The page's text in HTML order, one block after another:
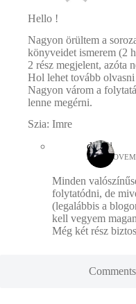
Hello !
Nagyon örültem a
könyveidet ismerem (2
2 rész megjelent, azóta
Hol lehet tovább
Nagyon várom a
lenne megérni.
Szia: Imre
dincsi
2014.
Minden
folytatódni, de
(legalábbis a
kell vegyem
Még két rész